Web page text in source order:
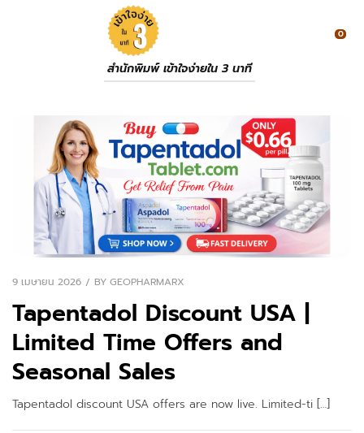
สำนักพิมพ์ เข้าใจง่ายใน 3 นาที
0
9 เมษายน 2026 BY GEOPHARMARX
Tapentadol Discount USA |
Limited Time Offers and
Seasonal Sales
Tapentadol discount USA offers are now live. Limited-ti […]